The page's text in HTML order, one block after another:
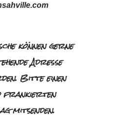
können gerne
Adresse
Bitte einen
frankierten
mitsenden.